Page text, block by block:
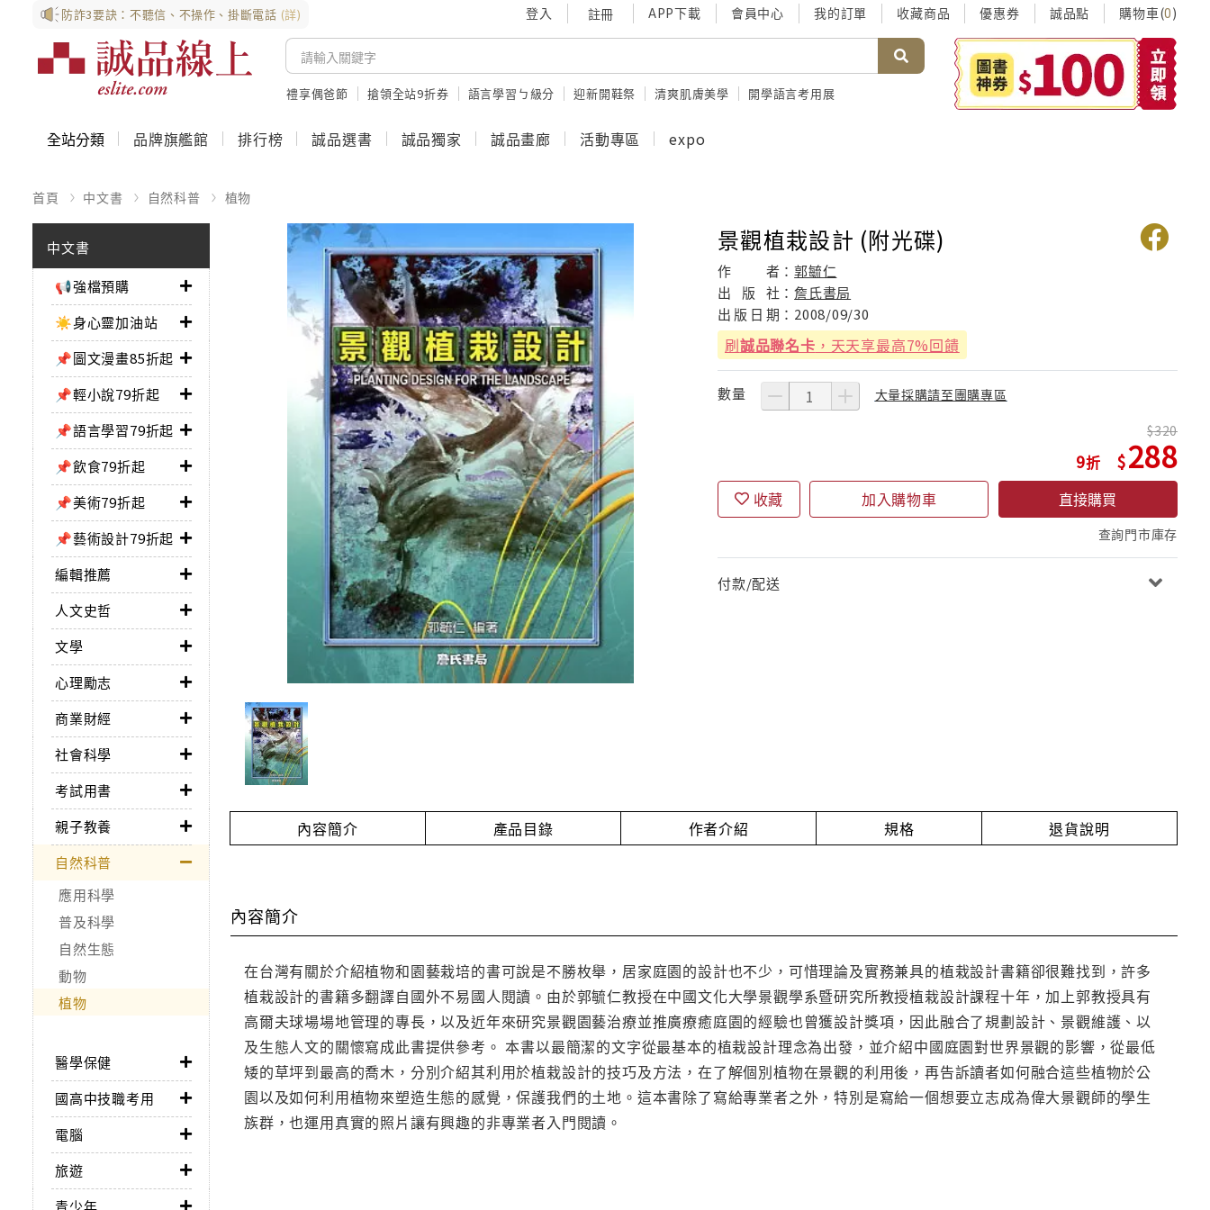
防詐3要訣：不聽信、不操作、掛斷電話 (詳) 登入 註冊 APP下載 會員中心 我的訂單 收藏商品 優惠券 誠品點 購物車(0)
禮享偶爸節 搶領全站9折券 語言學習ㄅ級分 迎新開鞋祭 清爽肌膚美學 開學語言考用展
全站分類 品牌旗艦館 排行榜 誠品選書 誠品獨家 誠品畫廊 活動專區 expo
首頁 中文書 自然科普 植物
中文書
📢強檔預購
☀️身心靈加油站
📌圖文漫畫85折起
📌輕小說79折起
📌語言學習79折起
📌飲食79折起
📌美術79折起
📌藝術設計79折起
編輯推薦
人文史哲
文學
心理勵志
商業財經
社會科學
考試用書
親子教養
自然科普
應用科學
普及科學
自然生態
動物
植物
醫學保健
國高中技職考用
電腦
旅遊
青少年
景觀植栽設計 (附光碟)
作 者：郭毓仁
出
版 社：詹氏書局
出 版 日 期： 2008/09/30
刷誠品聯名卡 ，天天享最高7%回饋
數量 大量採購請至團購專區
9
320
288
收藏 加入購物車 直接購買
查詢門市庫存
付款/配送
內容簡介 產品目錄 作者介紹 規格 退貨說明
內容簡介
在台灣有關於介紹植物和園藝栽培的書可說是不勝枚舉，居家庭園的設計也不少，可惜理論及實務兼具的植栽設計書籍卻很難找到，許多
植栽設計的書籍多翻譯自國外不易國人閱讀。由於郭毓仁教授在中國文化大學景觀學系暨研究所教授植栽設計課程十年，加上郭教授具有
高爾夫球場場地管理的專長，以及近年來研究景觀園藝治療並推廣療癒庭園的經驗也曾獲設計獎項，因此融合了規劃設計、景觀維護、以
及生態人文的關懷寫成此書提供參考。 本書以最簡潔的文字從最基本的植栽設計理念為出發，並介紹中國庭園對世界景觀的影響，從最低
矮的草坪到最高的喬木，分別介紹其利用於植栽設計的技巧及方法，在了解個別植物在景觀的利用後，再告訴讀者如何融合這些植物於公
園以及如何利用植物來塑造生態的感覺，保護我們的土地。這本書除了寫給專業者之外，特別是寫給一個想要立志成為偉大景觀師的學生
族群，也運用真實的照片讓有興趣的非專業者入門閱讀。